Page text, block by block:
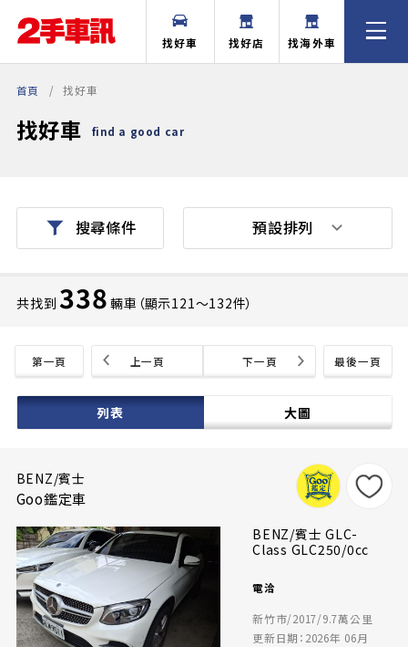
找好車 找好店 找海外車
首頁 找好車
找好車 find a good car
搜尋條件
共找到 338 輛車（顯示121〜132件）
第一頁 最後一頁
上一頁 下一頁
列表 大圖
預設排列
BENZ/賓士
Goo鑑定車
BENZ/賓士 GLC-
Class GLC250/0cc
電洽
新竹市/2017/9.7萬公里
更新日期：2026年 06月